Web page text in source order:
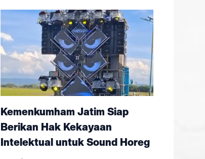
Kemenkumham Jatim Siap
Berikan Hak Kekayaan
Intelektual untuk Sound Horeg